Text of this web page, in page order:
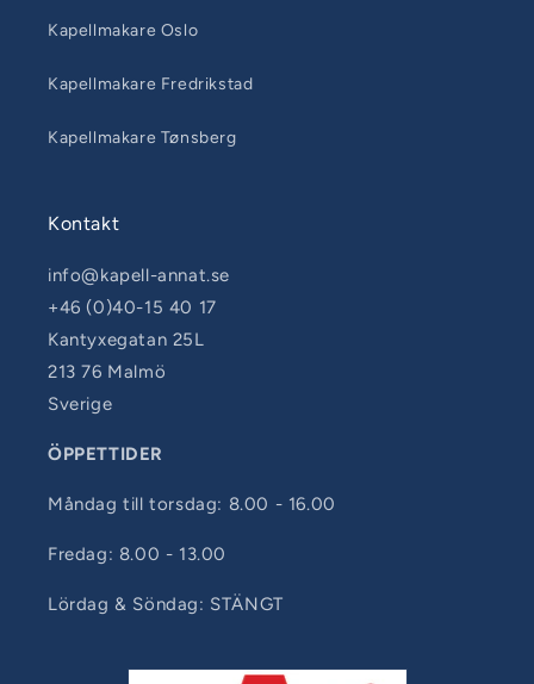
Kapellmakare Oslo
Kapellmakare Fredrikstad
Kapellmakare Tønsberg
Kontakt
info@kapell-annat.se
+46 (0)40-15 40 17
Kantyxegatan 25L
213 76 Malmö
Sverige
ÖPPETTIDER
Måndag till torsdag: 8.00 - 16.00
Fredag: 8.00 - 13.00
Lördag & Söndag: STÄNGT